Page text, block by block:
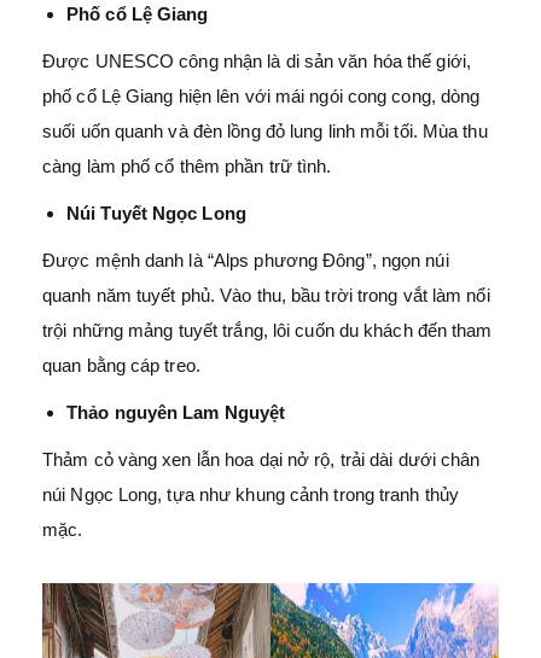
Phố cổ Lệ Giang
Được UNESCO công nhận là di sản văn hóa thế giới,
phố cổ Lệ Giang hiện lên với mái ngói cong cong, dòng
suối uốn quanh và đèn lồng đỏ lung linh mỗi tối. Mùa thu
càng làm phố cổ thêm phần trữ tình.
Núi Tuyết Ngọc Long
Được mệnh danh là “Alps phương Đông”, ngọn núi
quanh năm tuyết phủ. Vào thu, bầu trời trong vắt làm nổi
trội những mảng tuyết trắng, lôi cuốn du khách đến tham
quan bằng cáp treo.
Thảo nguyên Lam Nguyệt
Thảm cỏ vàng xen lẫn hoa dại nở rộ, trải dài dưới chân
núi Ngọc Long, tựa như khung cảnh trong tranh thủy
mặc.